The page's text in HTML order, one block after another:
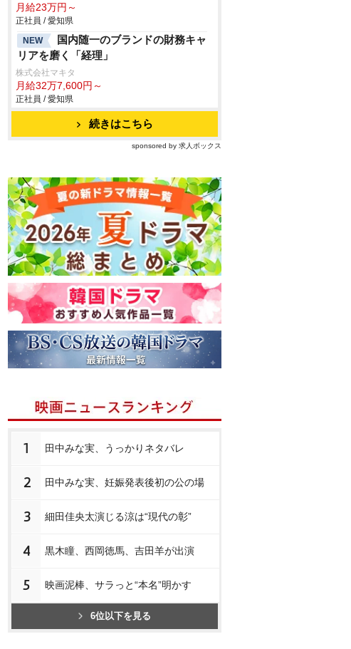
月給23万円～
正社員 / 愛知県
NEW
国内随一のブランドの財務キャ
リアを磨く「経理」
株式会社マキタ
月給32万7,600円～
正社員 / 愛知県
続きはこちら
sponsored by 求人ボックス
1 田中みな実、うっかりネタバレ
2 田中みな実、妊娠発表後初の公の場
3 細田佳央太演じる涼は“現代の彰”
4 黒木瞳、西岡徳馬、吉田羊が出演
5 映画泥棒、サラっと“本名”明かす
6位以下を見る